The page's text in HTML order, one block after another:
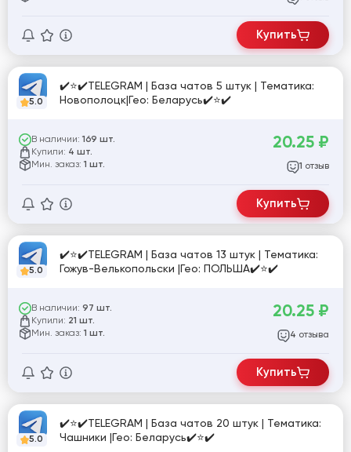
Купить
5.0
✔️⭐✔️TELEGRAM | База чатов 5 штук | Тематика:
Новополоцк|Гео: Беларусь✔️⭐✔️
В наличии: 169 шт.
Купили: 4 шт.
Мин. заказ: 1 шт.
20.25 ₽
1 отзыв
Купить
5.0
✔️⭐✔️TELEGRAM | База чатов 13 штук | Тематика:
Гожув-Велькопольски |Гео: ПОЛЬША✔️⭐✔️
В наличии: 97 шт.
Купили: 21 шт.
Мин. заказ: 1 шт.
20.25 ₽
4 отзыва
Купить
5.0
✔️⭐✔️TELEGRAM | База чатов 20 штук | Тематика:
Чашники |Гео: Беларусь✔️⭐✔️